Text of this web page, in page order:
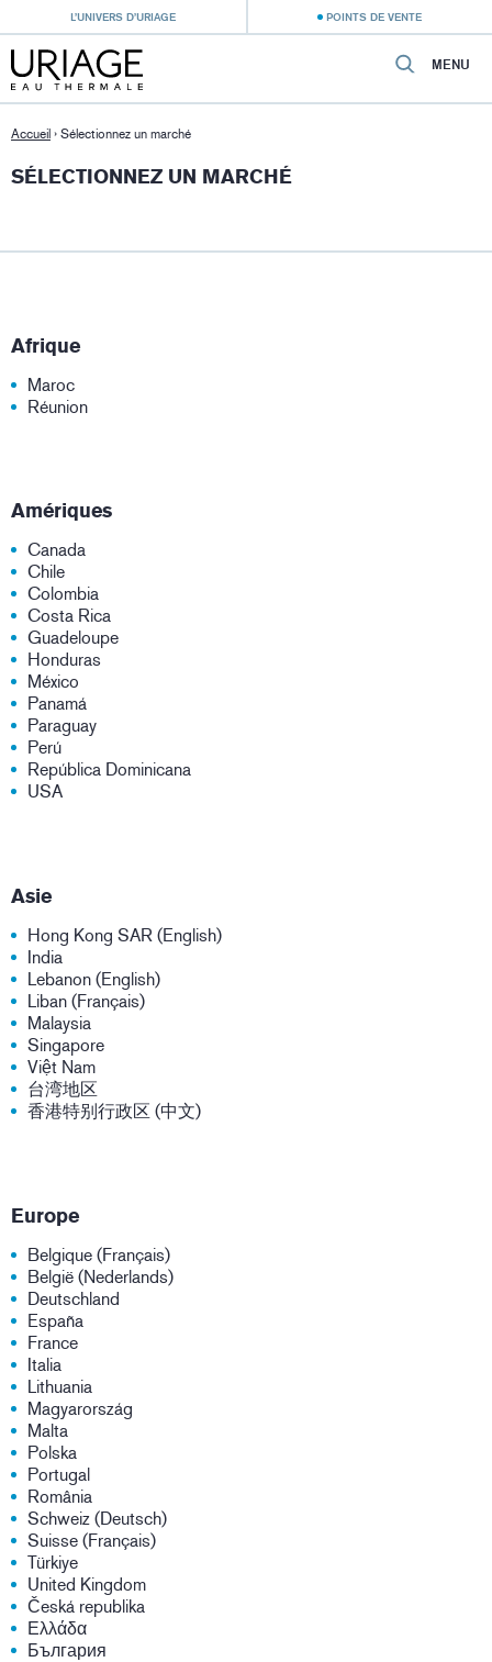
L’UNIVERS D’URIAGE POINTS DE VENTE
MENU
Accueil › Sélectionnez un marché
SÉLECTIONNEZ UN MARCHÉ
Afrique
Maroc
Réunion
Amériques
Canada
Chile
Colombia
Costa Rica
Guadeloupe
Honduras
México
Panamá
Paraguay
Perú
República Dominicana
USA
Asie
Hong Kong SAR (English)
India
Lebanon (English)
Liban (Français)
Malaysia
Singapore
Việt Nam
台湾地区
香港特别行政区 (中文)
Europe
Belgique (Français)
België (Nederlands)
Deutschland
España
France
Italia
Lithuania
Magyarország
Malta
Polska
Portugal
România
Schweiz (Deutsch)
Suisse (Français)
Türkiye
United Kingdom
Česká republika
Ελλάδα
България